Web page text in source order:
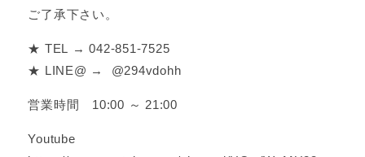
ご了承下さい。
★ TEL → 042-851-7525
★ LINE@ → @294vdohh
営業時間 10:00 ～ 21:00
Youtube